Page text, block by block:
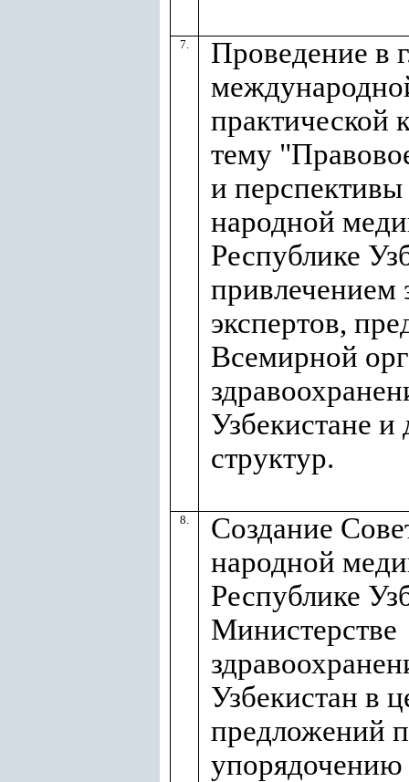
7.
Проведение в
практической
тему
и перспективы
народной
Республике
привлечением
экспертов,
Всемирной
Узбекистане и
структур.
8.
Создание
народной
Республике
Министерстве
Узбекистан в
предложений